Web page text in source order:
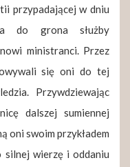
przypadającej w dniu
do grona służby
ministranci. Przez
się oni do tej
Przywdziewając
dalszej sumiennej
oni swoim przykładem
silnej wierzę i oddaniu